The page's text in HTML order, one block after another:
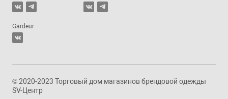
Gardeur
© 2020-2023 Торговый дом магазинов брендовой одежды
SV-Центр